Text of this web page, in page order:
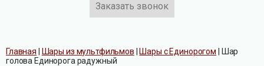
Заказать звонок
Главная Шары из мультфильмов Шары с Единорогом
Шар
голова Единорога радужный